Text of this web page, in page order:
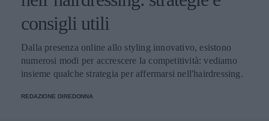
consigli utili
Dalla presenza online allo styling innovativo, esistono
numerosi modi per accrescere la competitività: vediamo
insieme qualche strategia per affermarsi nell'hairdressing.
REDAZIONE DIREDONNA